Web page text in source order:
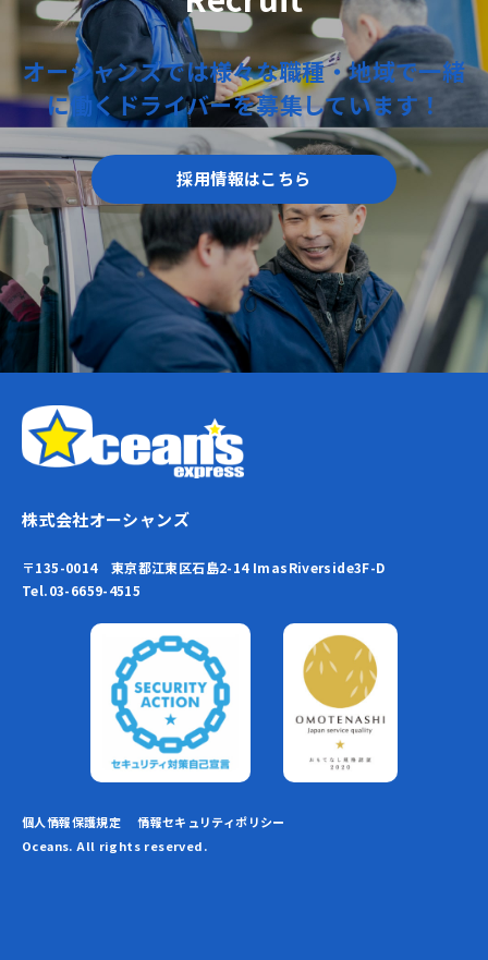
オーシャンズでは様々な職種・地域で一緒
に働く ドライバーを募集しています！
採用情報はこちら
株式会社オーシャンズ
〒135-0014 東京都江東区石島2-14 ImasRiverside3F-D
Tel.03-6659-4515
個人情報保護規定
情報セキュリティポリシー
Oceans. All rights reserved.